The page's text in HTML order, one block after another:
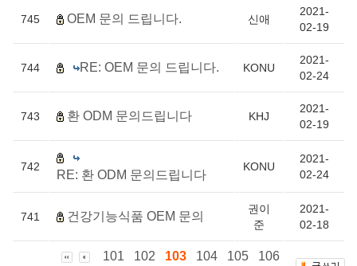
745 OEM 문의 드립니다. 신애
2021-
02-19
744 RE: OEM 문의 드립니다. KONU
2021-
02-24
743 환 ODM 문의드립니다 KHJ
2021-
02-19
742
RE: 환 ODM 문의드립니다
KONU
2021-
02-24
741 건강기능식품 OEM 문의
권이
준
2021-
02-18
101 102 103 104 105
106